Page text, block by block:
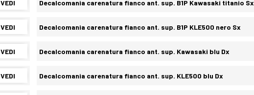
VEDI Decalcomania carenatura fianco ant. sup. B1P Kawasaki titanio Sx
VEDI Decalcomania carenatura fianco ant. sup. B1P KLE500 nero Sx
VEDI Decalcomania carenatura fianco ant. sup. Kawasaki blu Dx
VEDI Decalcomania carenatura fianco ant. sup. KLE500 blu Dx